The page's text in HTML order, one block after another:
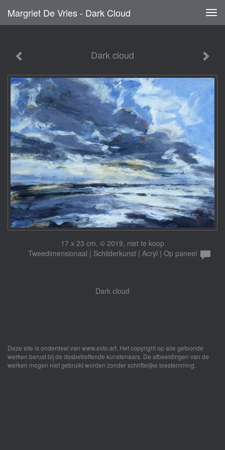
Margriet De Vries - Dark Cloud
Dark cloud
17 x 23 cm, © 2019, niet te koop
Tweedimensionaal | Schilderkunst | Acryl | Op paneel
Dark cloud
Deze site is onderdeel van www.exto.art . Het copyright op alle getoonde
werken berust bij de desbetreffende kunstenaars. De afbeeldingen van de
werken mogen niet gebruikt worden zonder schriftelijke toestemming.